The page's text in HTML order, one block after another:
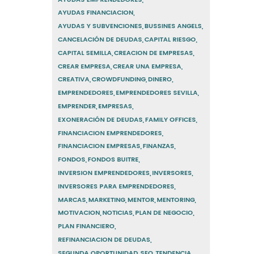
AYUDAS FINANCIACION
AYUDAS Y SUBVENCIONES BUSSINES ANGELS
CANCELACIÓN DE DEUDAS CAPITAL RIESGO
CAPITAL SEMILLA CREACION DE EMPRESAS
CREAR EMPRESA CREAR UNA EMPRESA
CREATIVA CROWDFUNDING DINERO
EMPRENDEDORES EMPRENDEDORES SEVILLA
EMPRENDER EMPRESAS
EXONERACIÓN DE DEUDAS FAMILY OFFICES
FINANCIACION EMPRENDEDORES
FINANCIACION EMPRESAS FINANZAS
FONDOS FONDOS BUITRE
INVERSION EMPRENDEDORES INVERSORES
INVERSORES PARA EMPRENDEDORES
MARCAS MARKETING MENTOR MENTORING
MOTIVACION NOTICIAS PLAN DE NEGOCIO
PLAN FINANCIERO
REFINANCIACION DE DEUDAS